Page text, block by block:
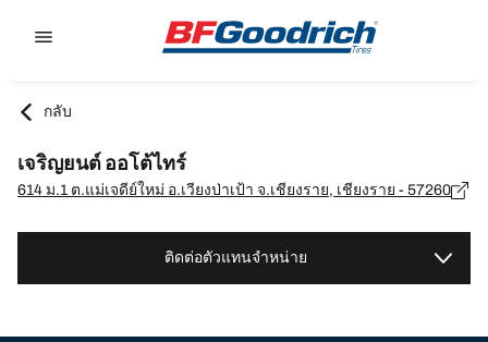
กลับ
เจริญยนต์ ออโต้ไทร์
614 ม.1 ต.แม่เจดีย์ใหม่ อ.เวียงป่าเป้า จ.เชียงราย, เชียงราย - 57260
ติดต่อตัวแทนจำหน่าย